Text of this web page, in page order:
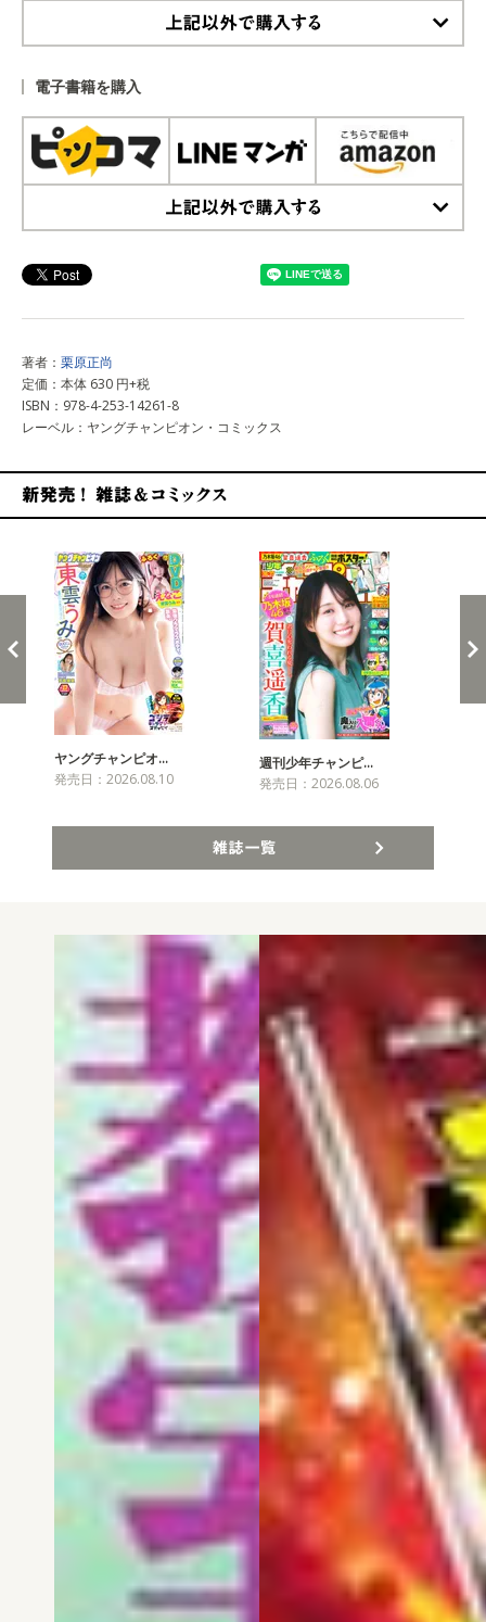
電子書籍を購入
著者： 栗原正尚
定価：本体 630 円+税
ISBN：978-4-253-14261-8
レーベル：ヤングチャンピオン・コミックス
ヤングチャンピオ…
発売日：2026.08.10
週刊少年チャンピ…
発売日：2026.08.06